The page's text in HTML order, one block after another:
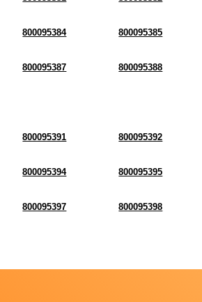
800095384 800095385
800095387 800095388
800095391 800095392
800095394 800095395
800095397 800095398